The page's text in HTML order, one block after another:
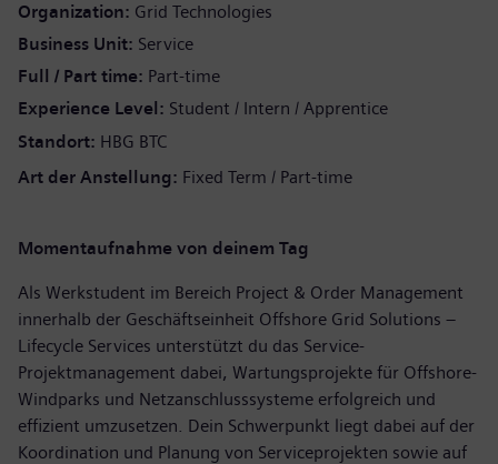
Organization Grid Technologies
Business Unit Service
Full / Part time Part-time
Experience Level Student / Intern / Apprentice
Standort: HBG BTC
Art der Anstellung: Fixed Term / Part-time
Momentaufnahme von deinem Tag
Als Werkstudent im Bereich Project & Order Management
innerhalb der Geschäftseinheit Offshore Grid Solutions –
Lifecycle Services unterstützt du das Service-
Projektmanagement dabei, Wartungsprojekte für Offshore-
Windparks und Netzanschlusssysteme erfolgreich und
effizient umzusetzen. Dein Schwerpunkt liegt dabei auf der
Koordination und Planung von Serviceprojekten sowie auf